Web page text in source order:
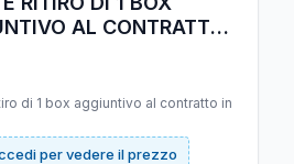
AL CONTRATTO
di 1 box aggiuntivo al contratto in
per vedere il prezzo